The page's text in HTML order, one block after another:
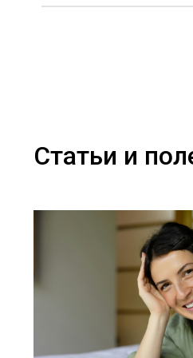
Статьи и